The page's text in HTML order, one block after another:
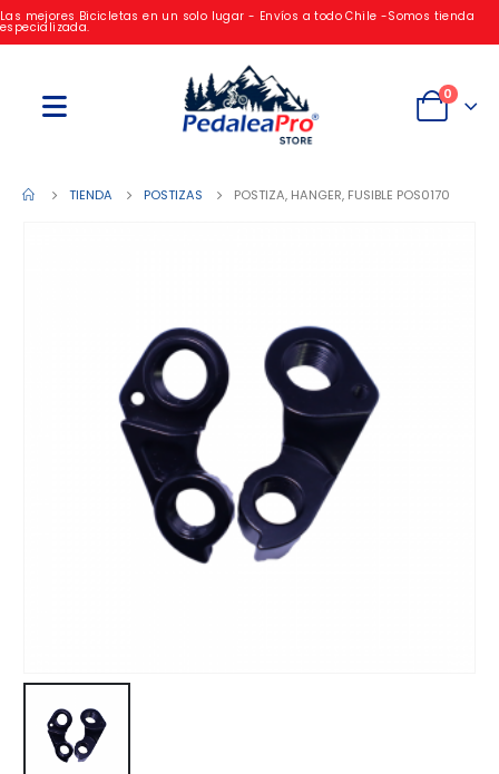
Las mejores Bicicletas en un solo lugar - Envíos a todo Chile -Somos tienda
especializada.
0
TIENDA POSTIZAS POSTIZA, HANGER, FUSIBLE POS0170